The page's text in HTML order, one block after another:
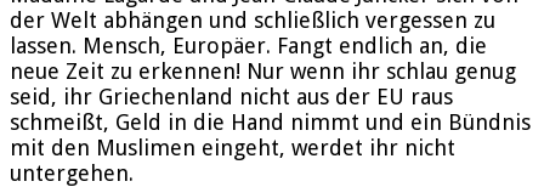
der Welt abhängen und schließlich vergessen zu
lassen. Mensch, Europäer. Fangt endlich an, die
neue Zeit zu erkennen! Nur wenn ihr schlau genug
seid, ihr Griechenland nicht aus der EU raus
schmeißt, Geld in die Hand nimmt und ein Bündnis
mit den Muslimen eingeht, werdet ihr nicht
untergehen.